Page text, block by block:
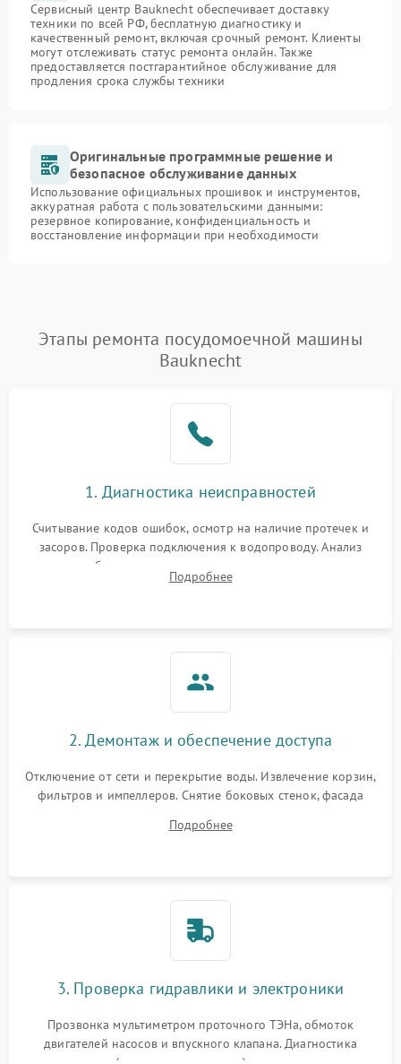
Сервисный центр Bauknecht обеспечивает доставку
техники по всей РФ, бесплатную диагностику и
качественный ремонт, включая срочный ремонт. Клиенты
могут отслеживать статус ремонта онлайн. Также
предоставляется постгарантийное обслуживание для
продления срока службы техники
Оригинальные программные решение и
безопасное обслуживание данных
Использование официальных прошивок и инструментов,
аккуратная работа с пользовательскими данными:
резервное копирование, конфиденциальность и
восстановление информации при необходимости
Этапы ремонта посудомоечной машины
Bauknecht
1. Диагностика неисправностей
Считывание кодов ошибок, осмотр на наличие протечек и
засоров. Проверка подключения к водопроводу. Анализ
жалоб на отсутствие слива, нагрева, вращения
разбрызгивателей или срабатывание системы защиты
Подробнее
2. Демонтаж и обеспечение доступа
Отключение от сети и перекрытие воды. Извлечение корзин,
фильтров и импеллеров. Снятие боковых стенок, фасада
циркуляционному насосу, ТЭНу и сливной помпе.
Подробнее
3. Проверка гидравлики и электроники
Прозвонка мультиметром проточного ТЭНа, обмоток
двигателей насосов и впускного клапана. Диагностика